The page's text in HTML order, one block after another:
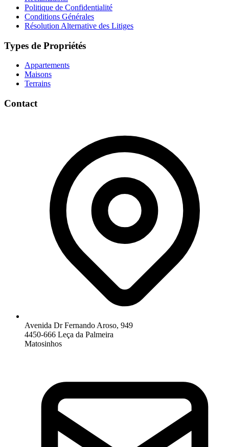
Politique de Confidentialité
Conditions Générales
Résolution Alternative des Litiges
Types de Propriétés
Appartements
Maisons
Terrains
Contact
Avenida Dr Fernando Aroso, 949
4450-666 Leça da Palmeira
Matosinhos